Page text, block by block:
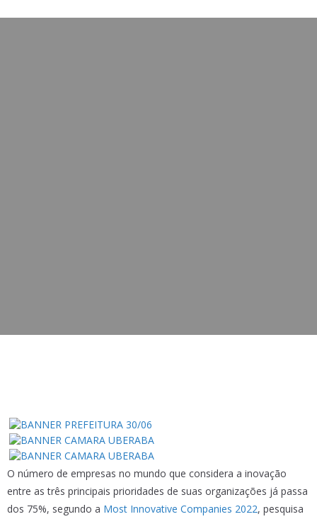
O número de empresas no mundo que considera a inovação
entre as três principais prioridades de suas organizações já passa
dos 75%, segundo a Most Innovative Companies 2022, pesquisa